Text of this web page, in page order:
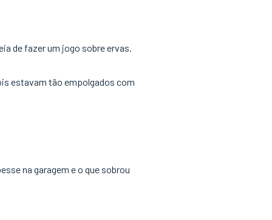
de fazer um jogo sobre ervas.
estavam tão empolgados com
na garagem e o que sobrou